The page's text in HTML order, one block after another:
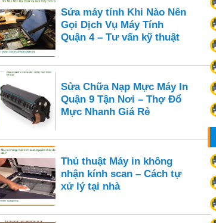
Sửa máy tính Khi Nào Nên
Gọi Dịch Vụ Máy Tính
Quận 4 – Tư vấn kỹ thuật
Sửa Chữa Nạp Mực Máy In
Quận 9 Tận Nơi – Thợ Đổ
Mực Nhanh Giá Rẻ
Thủ thuật Máy in không
nhận kính scan – Cách tự
xử lý tại nhà